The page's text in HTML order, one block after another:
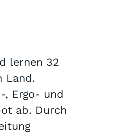
lernen 32
Land.
, Ergo- und
ab. Durch